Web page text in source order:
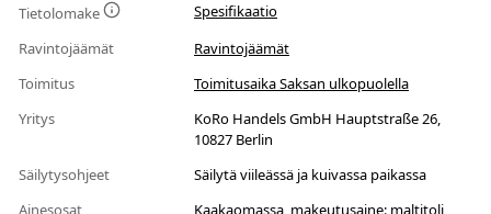
Tietolomake
Spesifikaatio
Ravintojäämät
Ravintojäämät
Toimitus
Toimitusaika Saksan ulkopuolella
Yritys
KoRo Handels GmbH Hauptstraße 26,
10827 Berlin
Säilytysohjeet
Säilytä viileässä ja kuivassa paikassa
Ainesosat
Kaakaomassa, makeutusaine: maltitoli,